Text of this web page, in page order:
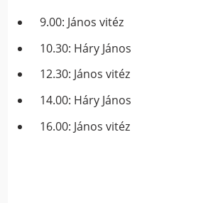
9.00: János vitéz
10.30: Háry János
12.30: János vitéz
14.00: Háry János
16.00: János vitéz